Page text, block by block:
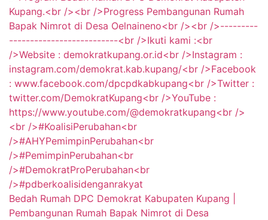
Bedah Rumah DPC Demokrat Kabupaten Kupang |
Pembangunan Rumah Bapak Nimrot di Desa